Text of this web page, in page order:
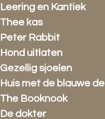
Leering en Kantiek
Thee kas
Peter Rabbit
Hond uitlaten
Gezellig sjoelen
Huis met de blauwe
The Booknook
De dokter